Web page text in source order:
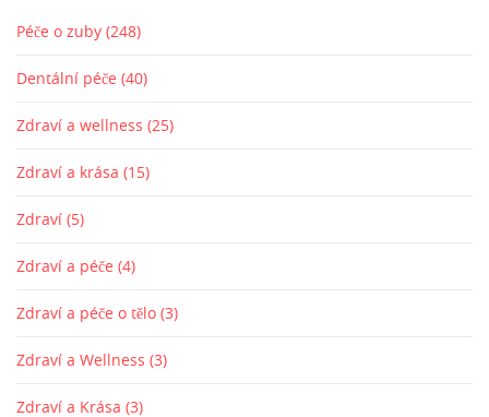
Péče o zuby (248)
Dentální péče (40)
Zdraví a wellness (25)
Zdraví a krása (15)
Zdraví (5)
Zdraví a péče (4)
Zdraví a péče o tělo (3)
Zdraví a Wellness (3)
Zdraví a Krása (3)